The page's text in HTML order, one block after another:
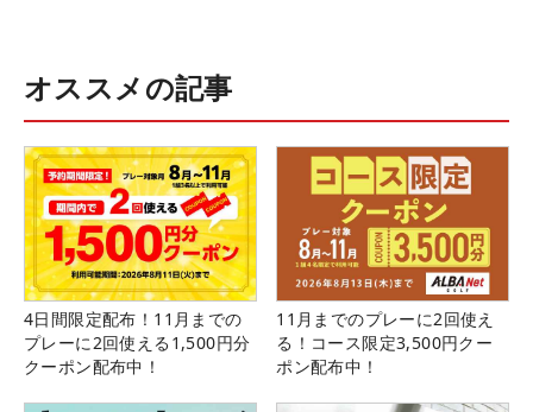
オススメの記事
4日間限定配布！11月までの
プレーに2回使える1,500円分
クーポン配布中！
11月までのプレーに2回使え
る！コース限定3,500円クー
ポン配布中！